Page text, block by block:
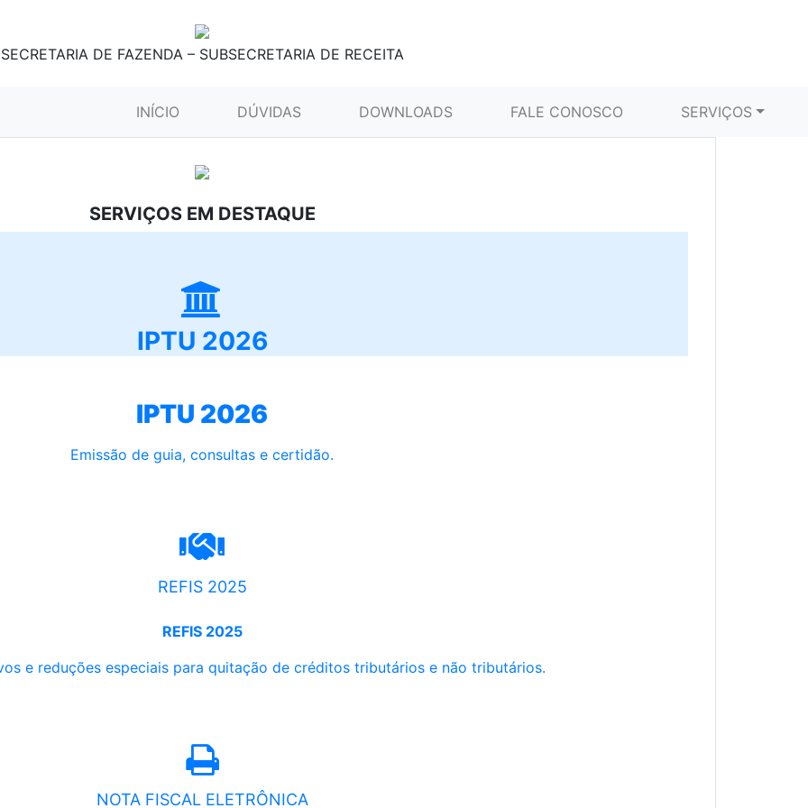
SECRETARIA DE FAZENDA – SUBSECRETARIA DE RECEITA
INÍCIO (CURRENT)DÚVIDAS DOWNLOADS FALE CONOSCO SERVIÇOS
SERVIÇOS EM DESTAQUE
IPTU 2026
IPTU 2026
Emissão de guia, consultas e certidão.
REFIS 2025
REFIS 2025
e reduções especiais para quitação de créditos tributários e não tributários.
NOTA FISCAL ELETRÔNICA